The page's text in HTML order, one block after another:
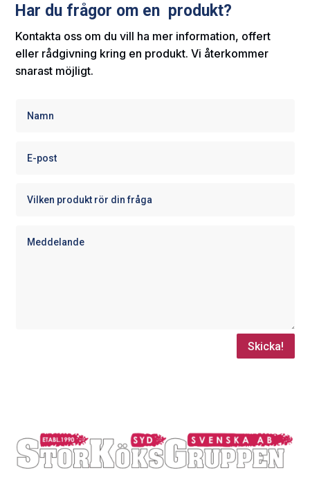
Har du frågor om en produkt?
Kontakta oss om du vill ha mer information, offert
eller rådgivning kring en produkt. Vi återkommer
snarast möjligt.
Skicka!